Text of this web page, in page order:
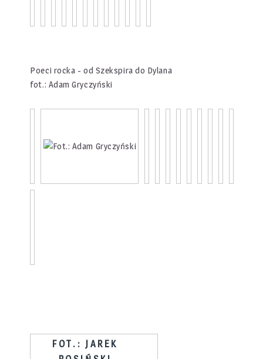
Poeci rocka - od Szekspira do Dylana
fot.: Adam Gryczyński
FOT.: JAREK